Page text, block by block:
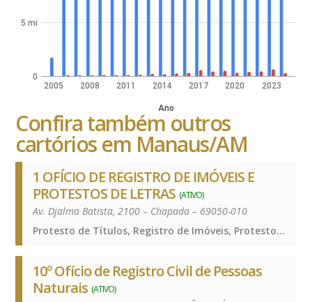
2005 2008 2011 2014 2017 2020 2023
Ano
0
5 mi
Confira também outros
cartórios em Manaus/AM
1 OFÍCIO DE REGISTRO DE IMÓVEIS E
PROTESTOS DE LETRAS (ATIVO)
Av. Djalma Batista, 2100 – Chapada – 69050-010
Protesto de Títulos, Registro de Imóveis, Protesto de Títulos, Registro de Imóveis, Protesto de Títulos, Registro de Imóveis, Protesto de Títulos, Registro de Imóveis
10º Ofício de Registro Civil de Pessoas
Naturais (ATIVO)